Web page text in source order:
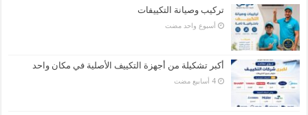
تركيب وصيانة التكييفات
‏أسبوع واحد مضت
أكبر تشكيلة من أجهزة التكييف الأصلية في مكان واحد